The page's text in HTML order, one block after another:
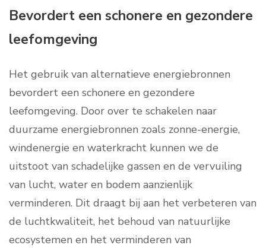
Bevordert een schonere en gezondere
leefomgeving
Het gebruik van alternatieve energiebronnen
bevordert een schonere en gezondere
leefomgeving. Door over te schakelen naar
duurzame energiebronnen zoals zonne-energie,
windenergie en waterkracht kunnen we de
uitstoot van schadelijke gassen en de vervuiling
van lucht, water en bodem aanzienlijk
verminderen. Dit draagt bij aan het verbeteren van
de luchtkwaliteit, het behoud van natuurlijke
ecosystemen en het verminderen van